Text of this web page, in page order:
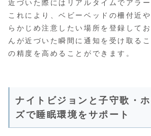
近づいた際にはリアルタイムでアラ
これにより、ベビーベッドの柵付近
らかじめ注意したい場所を登録して
んが近づいた瞬間に通知を受け取る
の精度を高めることができます。
ナイトビジョンと子守歌・
ズで睡眠環境をサポート